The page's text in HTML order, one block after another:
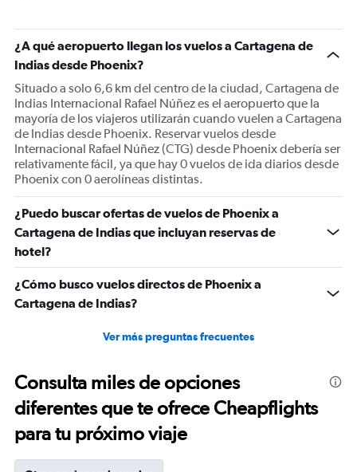
Y
axis
displaying
values.
Range:
0
to
900.
¿A qué aeropuerto llegan los vuelos a Cartagena de
Indias desde Phoenix?
Situado a solo 6,6 km del centro de la ciudad, Cartagena de
Indias Internacional Rafael Núñez es el aeropuerto que la
mayoría de los viajeros utilizarán cuando vuelen a Cartagena
de Indias desde Phoenix. Reservar vuelos desde
Internacional Rafael Núñez (CTG) desde Phoenix debería ser
relativamente fácil, ya que hay 0 vuelos de ida diarios desde
Phoenix con 0 aerolíneas distintas.
¿Puedo buscar ofertas de vuelos de Phoenix a
Cartagena de Indias que incluyan reservas de
hotel?
¿Cómo busco vuelos directos de Phoenix a
Cartagena de Indias?
Ver más preguntas frecuentes
Consulta miles de opciones
diferentes que te ofrece Cheapflights
para tu próximo viaje